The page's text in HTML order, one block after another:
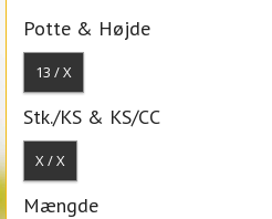
Potte & Højde
13 / X
Stk./KS & KS/CC
X / X
Mængde